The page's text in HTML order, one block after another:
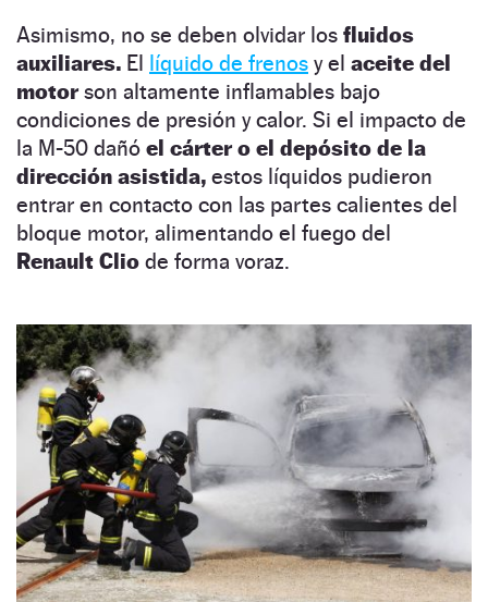
Asimismo, no se deben olvidar los fluidos
auxiliares. El líquido de frenos y el aceite del
motorson altamente inflamables bajo
condiciones de presión y calor. Si el impacto de
la M-50 dañó el cárter o el depósito de la
dirección asistida, estos líquidos pudieron
entrar en contacto con las partes calientes del
bloque motor, alimentando el fuego del
Renault Clio de forma voraz.